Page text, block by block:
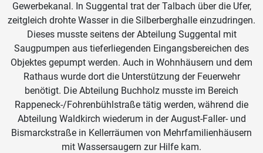
Gewerbekanal. In Suggental trat der Talbach über die Ufer,
zeitgleich drohte Wasser in die Silberberghalle einzudringen.
Dieses musste seitens der Abteilung Suggental mit
Saugpumpen aus tieferliegenden Eingangsbereichen des
Objektes gepumpt werden. Auch in Wohnhäusern und dem
Rathaus wurde dort die Unterstützung der Feuerwehr
benötigt. Die Abteilung Buchholz musste im Bereich
Rappeneck-/Fohrenbühlstraße tätig werden, während die
Abteilung Waldkirch wiederum in der August-Faller- und
Bismarckstraße in Kellerräumen von Mehrfamilienhäusern
mit Wassersaugern zur Hilfe kam.